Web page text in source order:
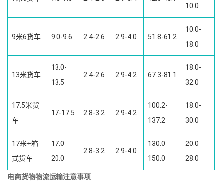
10.0
9米6货车 9.0-9.6 2.4-2.6 2.9-4.0 51.8-61.2
10.0-
18.0
13米货车
13.0-
13.5
2.4-2.6 2.9-4.2 67.3-81.1
18.0-
32.0
17.5米货
车
17-17.5 2.8-3.2 2.9-4.2
100.2-
137.2
18.0-
30.0
17米+箱
式货车
17.0-
20.0
2.8-3.2 2.9-4.0
130.0-
150.0
20.0-
28.0
电商货物物流运输注意事项